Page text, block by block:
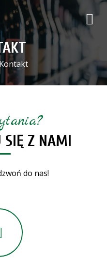
Kontakt
SIĘ Z NAMI
do nas!